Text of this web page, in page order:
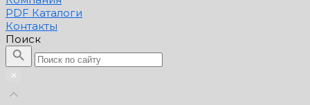
PDF Каталоги
Контакты
Поиск